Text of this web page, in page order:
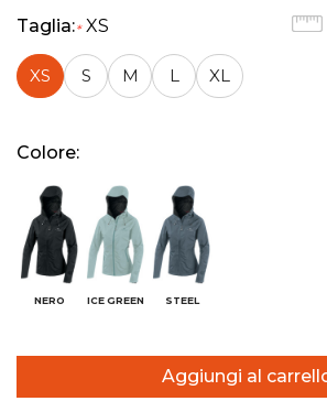
Taglia:* XS
XS S M L XL
Colore:
NERO ICE GREEN STEEL